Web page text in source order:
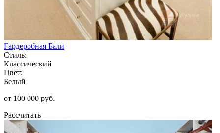
Гардеробная Бали
Стиль:
Классический
Цвет:
Белый
от 100 000 руб.
Рассчитать